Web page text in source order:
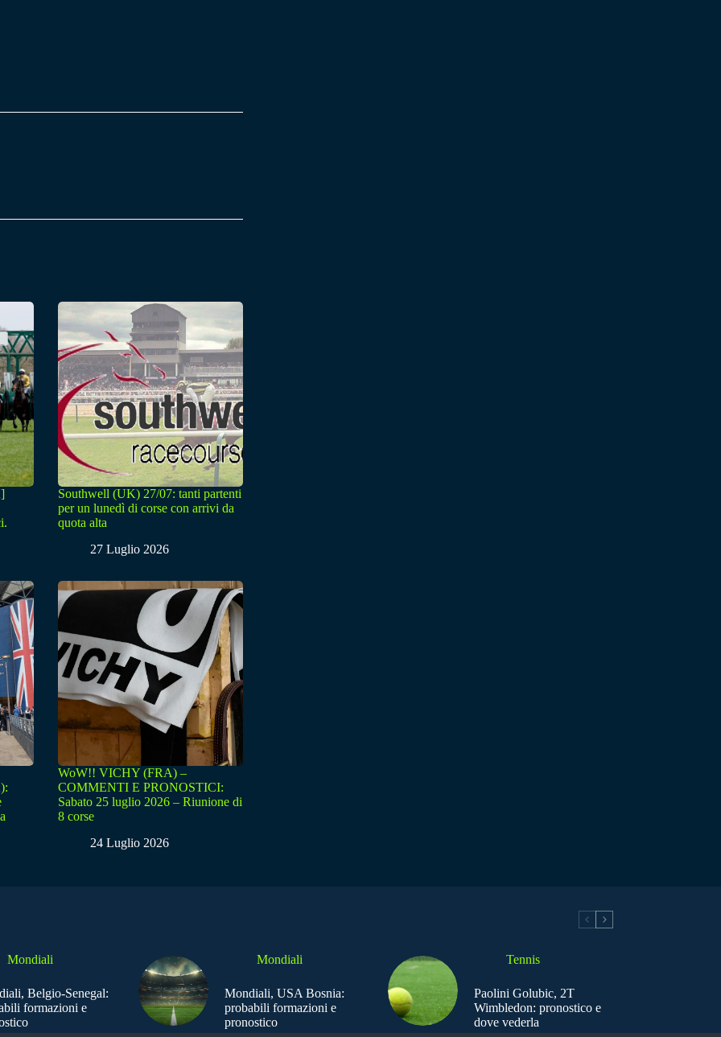
Southwell (UK) 27/07: tanti partenti
per un lunedì di corse con arrivi da
quota alta
27 Luglio 2026
WoW!! VICHY (FRA) –
COMMENTI E PRONOSTICI:
Sabato 25 luglio 2026 – Riunione di
8 corse
24 Luglio 2026
Mondiali
Belgio-Senegal:
formazioni e
Mondiali
Mondiali, USA Bosnia:
probabili formazioni e
pronostico
Tennis
Paolini Golubic, 2T
Wimbledon: pronostico e
dove vederla